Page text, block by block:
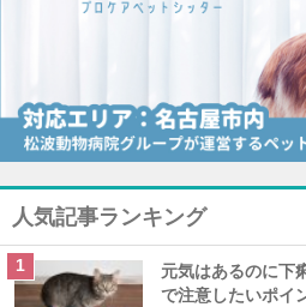
人気記事ランキング
元気はあるのに下
で注意したいポイ